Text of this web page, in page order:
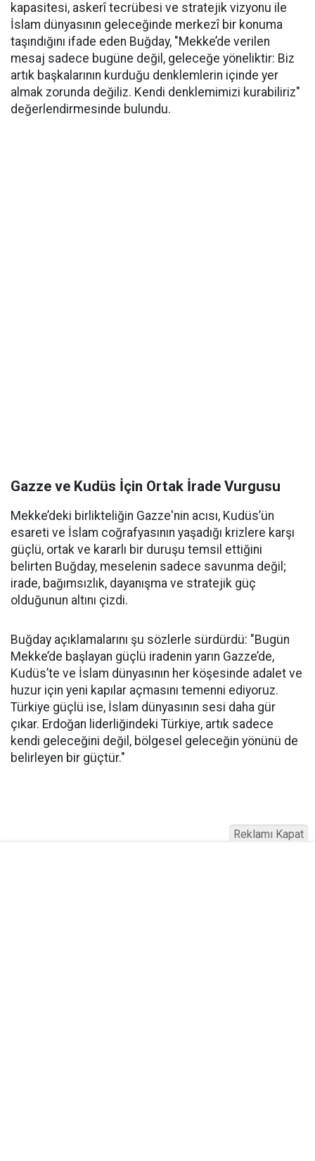
kapasitesi, askerî tecrübesi ve stratejik vizyonu ile
İslam dünyasının geleceğinde merkezî bir konuma
taşındığını ifade eden Buğday, "Mekke’de verilen
mesaj sadece bugüne değil, geleceğe yöneliktir: Biz
artık başkalarının kurduğu denklemlerin içinde yer
almak zorunda değiliz. Kendi denklemimizi kurabiliriz"
değerlendirmesinde bulundu.
Gazze ve Kudüs İçin Ortak İrade Vurgusu
Mekke’deki birlikteliğin Gazze'nin acısı, Kudüs’ün
esareti ve İslam coğrafyasının yaşadığı krizlere karşı
güçlü, ortak ve kararlı bir duruşu temsil ettiğini
belirten Buğday, meselenin sadece savunma değil;
irade, bağımsızlık, dayanışma ve stratejik güç
olduğunun altını çizdi.
Buğday açıklamalarını şu sözlerle sürdürdü: "Bugün
Mekke’de başlayan güçlü iradenin yarın Gazze’de,
Kudüs’te ve İslam dünyasının her köşesinde adalet ve
huzur için yeni kapılar açmasını temenni ediyoruz.
Türkiye güçlü ise, İslam dünyasının sesi daha gür
çıkar. Erdoğan liderliğindeki Türkiye, artık sadece
kendi geleceğini değil, bölgesel geleceğin yönünü de
belirleyen bir güçtür."
Reklamı Kapat